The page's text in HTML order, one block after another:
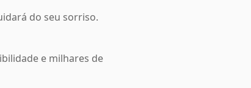
do seu sorriso.
e milhares de